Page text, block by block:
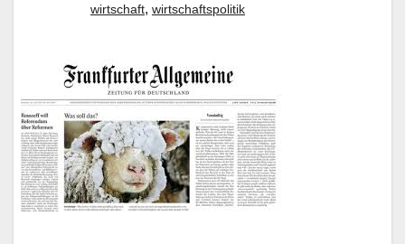
wirtschaft, wirtschaftspolitik